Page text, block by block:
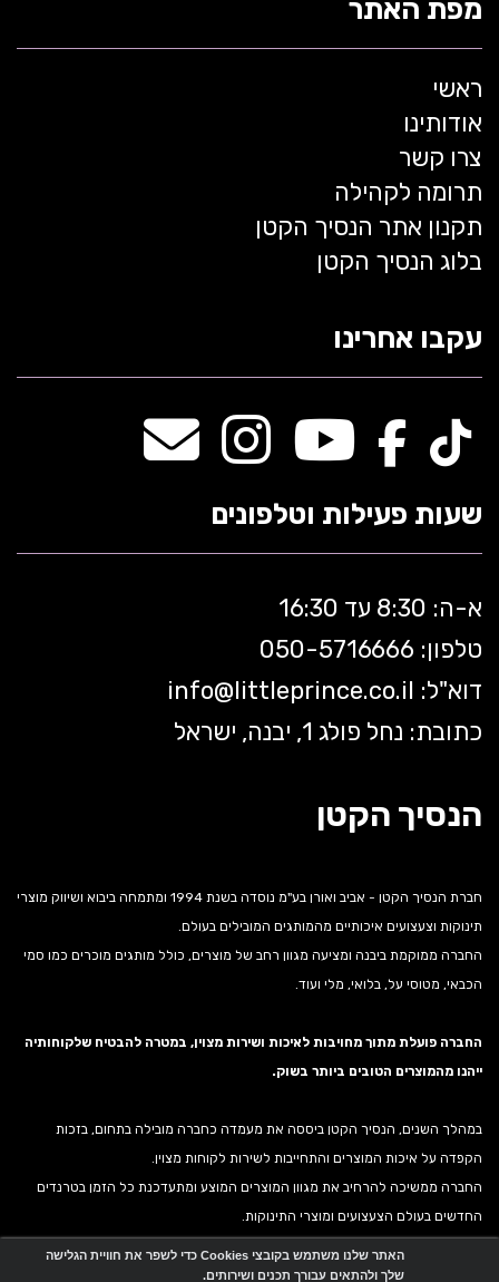
מפת האתר
ראשי
אודותינו
צרו קשר
תרומה לקהילה
תקנון אתר הנסיך הקטן
בלוג הנסיך הקטן
עקבו אחרינו
שעות פעילות וטלפונים
א-ה: 8:30 עד 16:30
טלפון: 050-5 716666
דוא"ל:
info@littleprince.co.il
כתובת: נחל פולג 1, יבנה, ישראל
הנסיך הקטן
חברת הנסיך הקטן - אביב ואורן בע"מ נוסדה בשנת 1994 ומתמחה ביבוא ושיווק מוצרי
תינוקות וצעצועים איכותיים מהמותגים המובילים בעולם.
החברה ממוקמת ביבנה ומציעה מגוון רחב של מוצרים, כולל מותגים מוכרים כמו סמי
הכבאי, מטוסי על, בלואי, מלי ועוד.
החברה פועלת מתוך מחויבות לאיכות ושירות מצוין, במטרה להבטיח שלקוחותיה
ייהנו מהמוצרים הטובים ביותר בשוק.
במהלך השנים, הנסיך הקטן ביססה את מעמדה כחברה מובילה בתחום, בזכות
הקפדה על איכות המוצרים והתחייבות לשירות לקוחות מצוין.
החברה ממשיכה להרחיב את מגוון המוצרים המוצע ומתעדכנת כל הזמן בטרנדים
החדשים בעולם הצעצועים ומוצרי התינוקות.
האתר שלנו משתמש בקובצי Cookies כדי לשפר את חוויית הגלישה
שלך ולהתאים עבורך תכנים ושירותים.